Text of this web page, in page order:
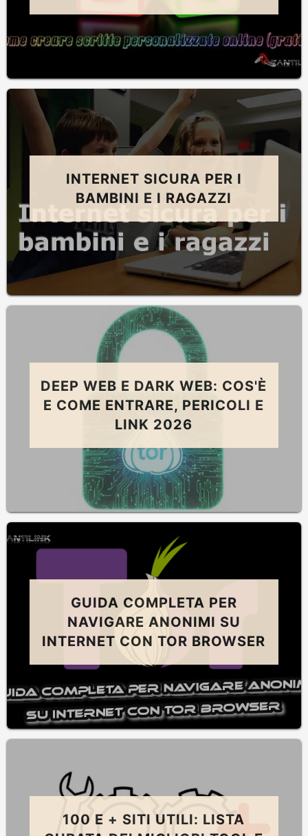
INTERNET SICURA PER I
BAMBINI E I RAGAZZI
DEEP WEB E DARK WEB: COS'È
E COME ENTRARE, PERICOLI E
LINK 2026
GUIDA COMPLETA PER
NAVIGARE ANONIMI SU
INTERNET CON TOR BROWSER
100 E + SITI UTILI: LISTA